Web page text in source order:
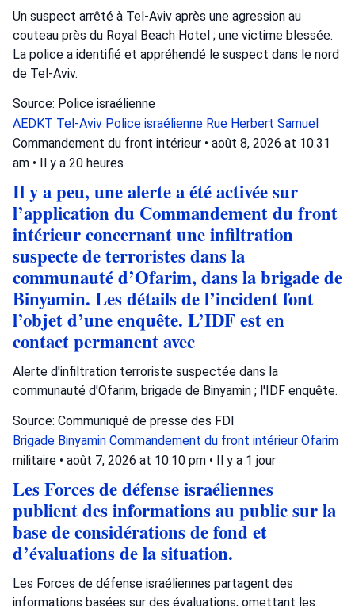
Un suspect arrêté à Tel-Aviv après une agression au
couteau près du Royal Beach Hotel ; une victime blessée.
La police a identifié et appréhendé le suspect dans le nord
de Tel-Aviv.
Source: Police israélienne
AEDKT Tel-Aviv Police israélienne Rue Herbert Samuel
Commandement du front intérieur • août 8, 2026 at 10:31
am • Il y a 20 heures
Il y a peu, une alerte a été activée sur
l’application du Commandement du front
intérieur concernant une infiltration
suspecte de terroristes dans la
communauté d’Ofarim, dans la brigade de
Binyamin. Les détails de l’incident font
l’objet d’une enquête. L’IDF est en
contact permanent avec
Alerte d'infiltration terroriste suspectée dans la
communauté d'Ofarim, brigade de Binyamin ; l'IDF enquête.
Source: Communiqué de presse des FDI
Brigade Binyamin Commandement du front intérieur Ofarim
militaire • août 7, 2026 at 10:10 pm • Il y a 1 jour
Les Forces de défense israéliennes
publient des informations au public sur la
base de considérations de fond et
d’évaluations de la situation.
Les Forces de défense israéliennes partagent des
informations basées sur des évaluations, omettant les